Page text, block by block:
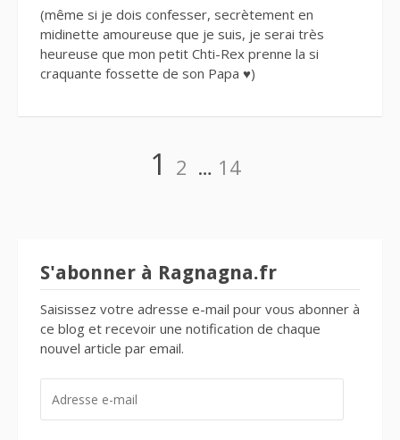
(même si je dois confesser, secrètement en
midinette amoureuse que je suis, je serai très
heureuse que mon petit Chti-Rex prenne la si
craquante fossette de son Papa ♥)
Page
1 Page
2 … Page
14
S'abonner à Ragnagna.fr
Saisissez votre adresse e-mail pour vous abonner à
ce blog et recevoir une notification de chaque
nouvel article par email.
MAIL